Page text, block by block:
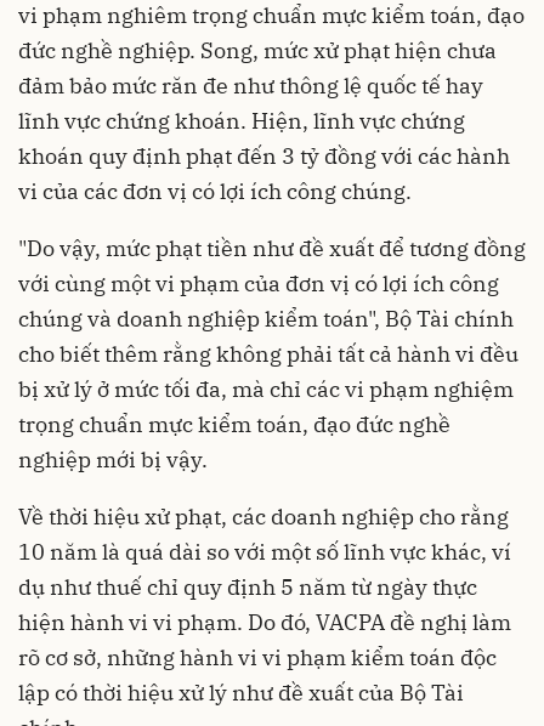
vi phạm nghiêm trọng chuẩn mực kiểm toán, đạo
đức nghề nghiệp. Song, mức xử phạt hiện chưa
đảm bảo mức răn đe như thông lệ quốc tế hay
lĩnh vực chứng khoán. Hiện, lĩnh vực chứng
khoán quy định phạt đến 3 tỷ đồng với các hành
vi của các đơn vị có lợi ích công chúng.
"Do vậy, mức phạt tiền như đề xuất để tương đồng
với cùng một vi phạm của đơn vị có lợi ích công
chúng và doanh nghiệp kiểm toán", Bộ Tài chính
cho biết thêm rằng không phải tất cả hành vi đều
bị xử lý ở mức tối đa, mà chỉ các vi phạm nghiệm
trọng chuẩn mực kiểm toán, đạo đức nghề
nghiệp mới bị vậy.
Về thời hiệu xử phạt, các doanh nghiệp cho rằng
10 năm là quá dài so với một số lĩnh vực khác, ví
dụ như thuế chỉ quy định 5 năm từ ngày thực
hiện hành vi vi phạm. Do đó, VACPA đề nghị làm
rõ cơ sở, những hành vi vi phạm kiểm toán độc
lập có thời hiệu xử lý như đề xuất của Bộ Tài